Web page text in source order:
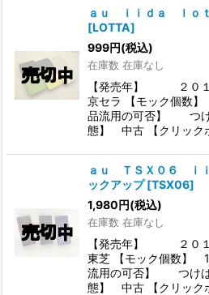
ａｕ ｉｉｄａ ｌｏ
[LOTTA]
999円(税込)
在庫数 在庫なし
【発売年】 ２０
京セラ 【モック個数
品流用の可否】 つけ
態】 中古 【クリック
ａｕ ＴＳＸ０６ ｉ
ックアップ [TSX06]
1,980円(税込)
在庫数 在庫なし
【発売年】 ２０
東芝 【モック個数】
流用の可否】 つけは
態】 中古 【クリック